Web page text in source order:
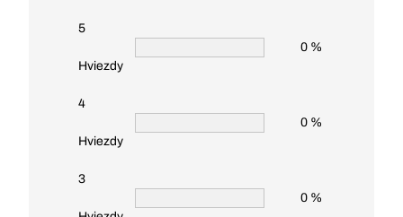
5
Hviezdy
0 %
4
Hviezdy
0 %
3
0 %